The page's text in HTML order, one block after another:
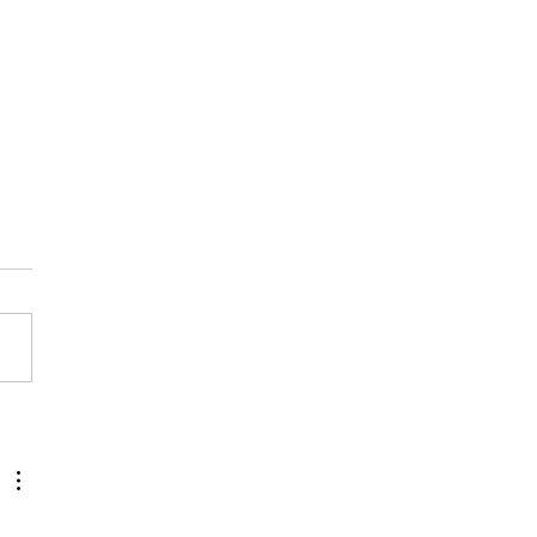
reforço para
dos trabalhos